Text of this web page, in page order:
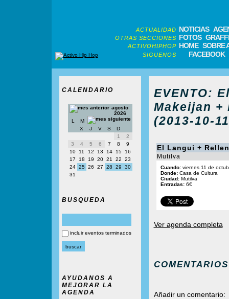
ACTUALIDAD NOTICIAS
OTRAS SECCIONES FOTOS
ACTIVOHIPHOP HOME SOBRE
SIGUENOS FACEBOOK
CALENDARIO
agosto
2026
L
M
X
J V S
D
1
2
3
4 5 6 7 8
9
10
11 12 13 14 15
16
17
18 19 20 21 22
23
24 25 26 27 28 29
30
31
BUSQUEDA
incluir eventos terminados
AYUDANOS A
MEJORAR LA
AGENDA
EVENTO:
Makeijan +
(2013-10-
El Langui +
Mutilva
Cuando:viernes 11 de
Donde:Casa de Cultura
Ciudad:Mutilva
Entradas: 6€
Ver agenda completa
COMENTARIOS
Añadir un comentario: